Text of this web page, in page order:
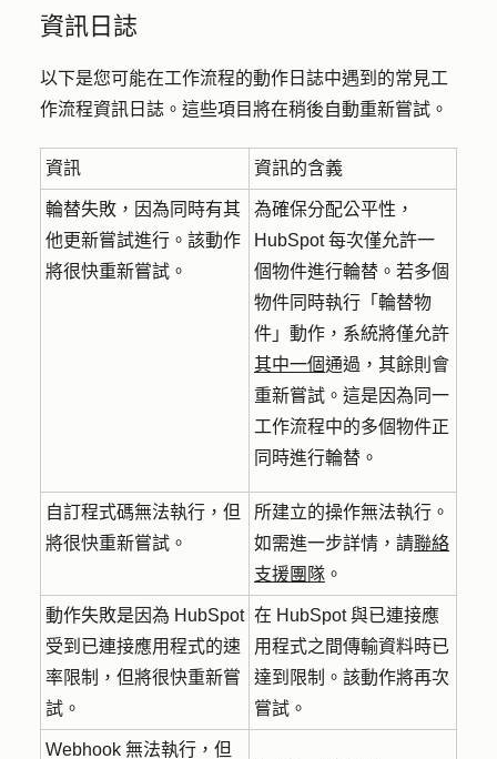
資訊日誌
以下是您可能在工作流程的動作日誌中遇到的常見工
作流程資訊日誌。這些項目將在稍後自動重新嘗試。
資訊 資訊的含義
輪替失敗，因為同時有其
他更新嘗試進行。該動作
將很快重新嘗試。
為確保分配公平性，
HubSpot 每次僅允許一
個物件進行輪替。若多個
物件同時執行「輪替物
件」動作，系統將僅允許
其中一個通過，其餘則會
重新嘗試。這是因為同一
工作流程中的多個物件正
同時進行輪替。
自訂程式碼無法執行，但
將很快重新嘗試。
所建立的操作無法執行。
如需進一步詳情，請聯絡
支援團隊 。
動作失敗是因為 HubSpot
受到已連接應用程式的速
率限制，但將很快重新嘗
試。
在 HubSpot 與已連接應
用程式之間傳輸資料時已
達到限制。該動作將再次
嘗試。
Webhook 無法執行，但